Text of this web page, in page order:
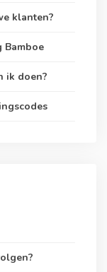
klanten?
ik doen?